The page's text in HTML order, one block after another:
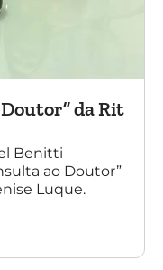
da Rit
Benitti
ao Doutor”
Luque.